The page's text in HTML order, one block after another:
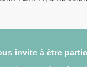
invite à être